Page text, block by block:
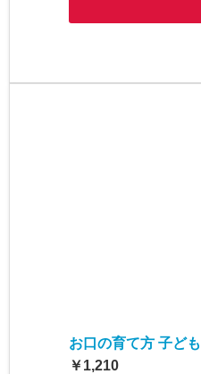
お口の育て方 子ど
￥1,210